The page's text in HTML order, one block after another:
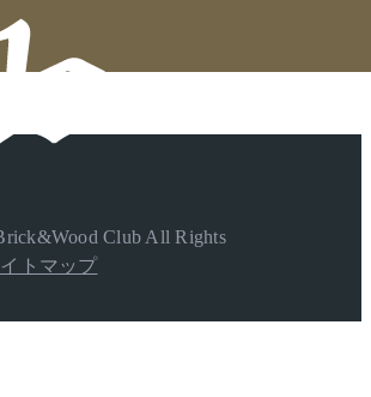
Club All Rights
トマップ